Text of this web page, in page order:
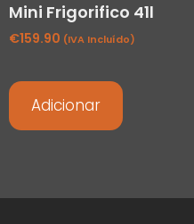
Mini Frigorifico 41l
€159.90 (IVA Incluído)
Adicionar